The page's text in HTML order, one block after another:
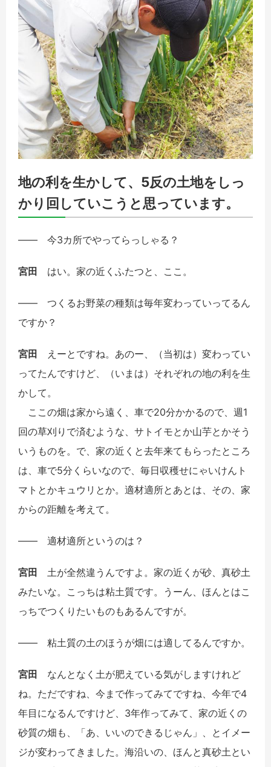
地の利を生かして、5反の土地をしっ
かり回していこうと思っています。
―― 今3カ所でやってらっしゃる？
宮田 はい。家の近くふたつと、ここ。
―― つくるお野菜の種類は毎年変わっていってるん
ですか？
宮田
えーとですね。あのー、（当初は）変わってい
ってたんですけど、（いまは）それぞれの地の利を生
かして。
ここの畑は家から遠く、車で20分かかるので、週1
回の草刈りで済むような、サトイモとか山芋とかそう
いうものを。で、家の近くと去年来てもらったところ
は、車で5分くらいなので、毎日収穫せにゃいけんト
マトとかキュウリとか。適材適所とあとは、その、家
からの距離を考えて。
―― 適材適所というのは？
宮田 土が全然違うんですよ。家の近くが砂、真砂土
みたいな。こっちは粘土質です。うーん、ほんとはこ
っちでつくりたいものもあるんですが。
―― 粘土質の土のほうが畑には適してるんですか。
宮田 なんとなく土が肥えている気がしますけれど
ね。ただですね、今まで作ってみてですね、今年で4
年目になるんですけど、3年作ってみて、家の近くの
砂質の畑も、「あ、いいのできるじゃん」、とイメー
ジが変わってきました。海沿いの、ほんと真砂土とい